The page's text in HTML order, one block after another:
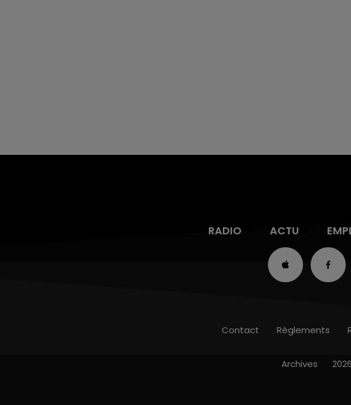
RADIO ACTU
Contact Règlements
Archives 2026